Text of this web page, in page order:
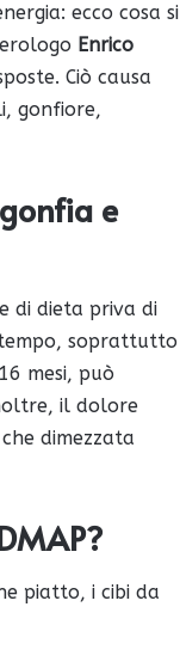
ecco cosa si
Enrico
Ciò causa
gonfiore,
e
di dieta priva di
soprattutto
mesi, può
il dolore
dimezzata
piatto, i cibi da